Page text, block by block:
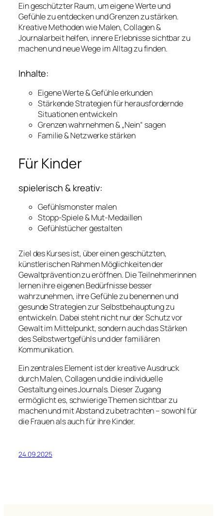
Ein geschützter Raum, um eigene Werte und
Gefühle zu entdecken und Grenzen zu stärken.
Kreative Methoden wie Malen, Collagen &
Journalarbeit helfen, innere Erlebnisse sichtbar zu
machen und neue Wege im Alltag zu finden.
Inhalte:
Eigene Werte & Gefühle erkunden
Stärkende Strategien für herausfordernde
Situationen entwickeln
Grenzen wahrnehmen & „Nein“ sagen
Familie & Netzwerke stärken
Für Kinder
spielerisch & kreativ:
Gefühlsmonster malen
Stopp-Spiele & Mut-Medaillen
Gefühlstücher gestalten
Ziel des Kurses ist, über einen geschützten,
künstlerischen Rahmen Möglichkeiten der
Gewaltprävention zu eröffnen. Die Teilnehmerinnen
lernen ihre eigenen Bedürfnisse besser
wahrzunehmen, ihre Gefühle zu benennen und
gesunde Strategien zur Selbstbehauptung zu
entwickeln. Dabei steht nicht nur der Schutz vor
Gewalt im Mittelpunkt, sondern auch das Stärken
des Selbstwertgefühls und der familiären
Kommunikation.
Ein zentrales Element ist der kreative Ausdruck
durch Malen, Collagen und die individuelle
Gestaltung eines Journals. Dieser Zugang
ermöglicht es, schwierige Themen sichtbar zu
machen und mit Abstand zu betrachten – sowohl für
die Frauen als auch für ihre Kinder.
24.09.2025